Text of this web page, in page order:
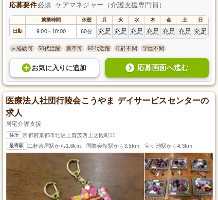
応募要件必須: ケアマネジャー（介護支援専門員）
就業時間 休憩 月 火 水 木 金 土 日
日勤 9:00～ 18:00 60分 充足 充足 充足 充足 充足 充足 充足
未経験可 50代活躍 新卒可 60代活躍 年齢不問 学歴不問
お気に入り に追加 応募画面へ進む
医療法人社団行陵会こうやま デイサービスセンターの
求人
居宅介護支援
住所 京都府京都市北区上賀茂西上之段町11
最寄駅 二軒茶屋駅から1.8km、国際会館駅から3.5km、宝ヶ池駅から4.3km